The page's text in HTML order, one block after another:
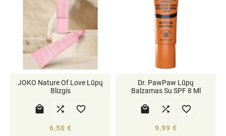
JOKO Nature Of Love Lūpų
Blizgis
  
6,50 €
Dr. PawPaw Lūpų
Balzamas Su SPF 8 Ml
  
9,99 €